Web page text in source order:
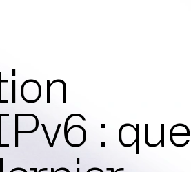
: que